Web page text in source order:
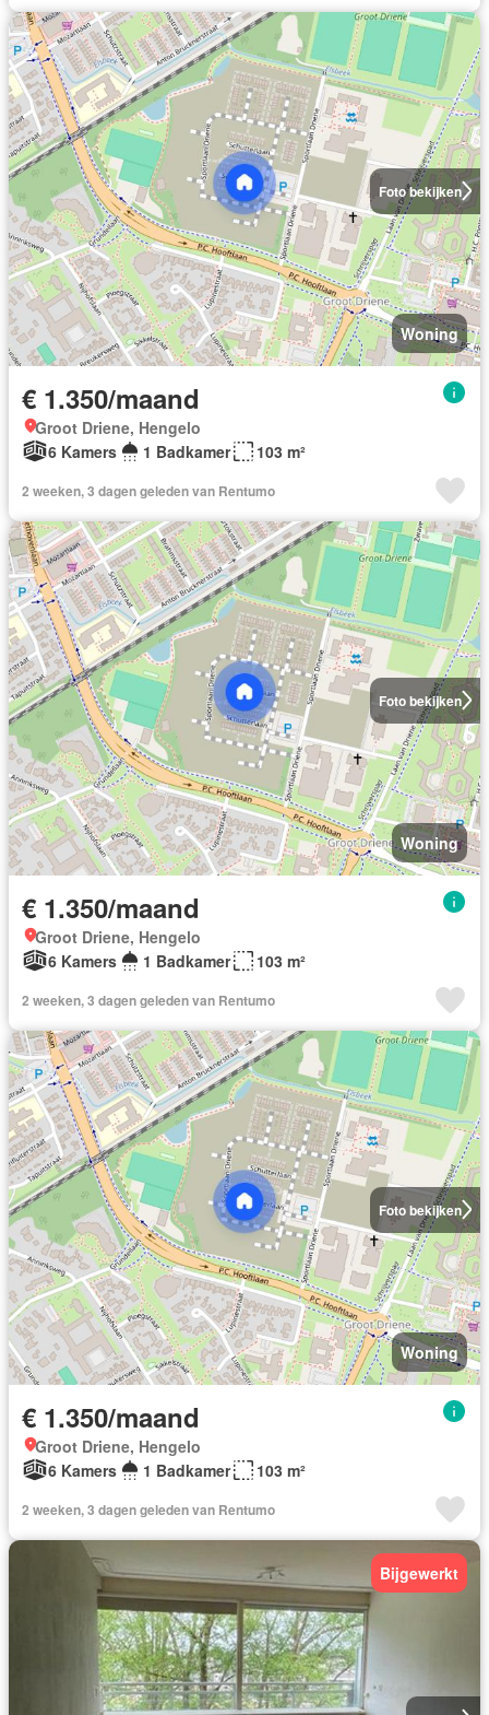
Foto bekijken
Woning
€ 1.350/maand
Groot Driene, Hengelo
6 Kamers
1 Badkamer 103 m²
2 weeken, 3 dagen geleden van Rentumo
Foto bekijken
Woning
€ 1.350/maand
Groot Driene, Hengelo
6 Kamers
1 Badkamer 103 m²
2 weeken, 3 dagen geleden van Rentumo
Foto bekijken
Woning
€ 1.350/maand
Groot Driene, Hengelo
6 Kamers
1 Badkamer 103 m²
2 weeken, 3 dagen geleden van Rentumo
Bijgewerkt